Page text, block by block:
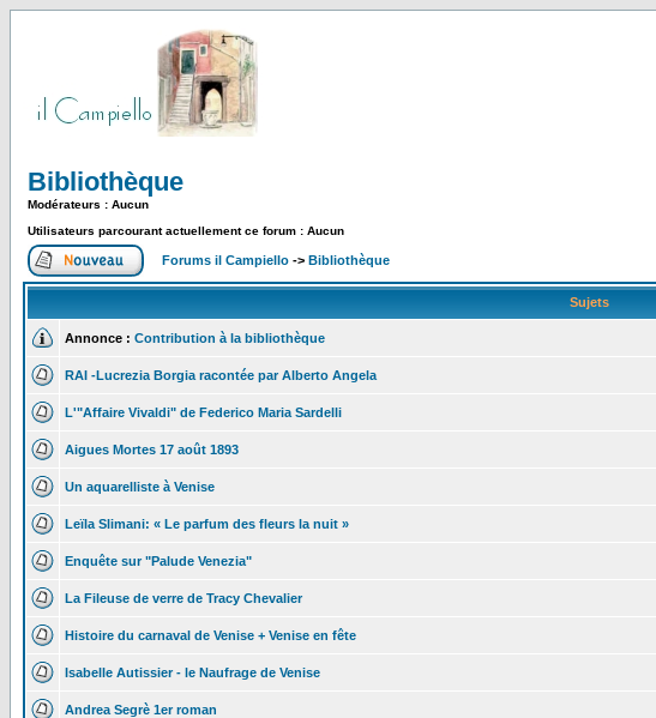
Bibliothèque
Modérateurs : Aucun
Utilisateurs parcourant actuellement ce forum : Aucun
Forums il Campiello -> Bibliothèque
Sujets
Annonce : Contribution à la bibliothèque
RAI -Lucrezia Borgia racontée par Alberto Angela
L'"Affaire Vivaldi" de Federico Maria Sardelli
Aigues Mortes 17 août 1893
Un aquarelliste à Venise
Leïla Slimani: « Le parfum des fleurs la nuit »
Enquête sur "Palude Venezia"
La Fileuse de verre de Tracy Chevalier
Histoire du carnaval de Venise + Venise en fête
Isabelle Autissier - le Naufrage de Venise
Andrea Segrè 1er roman